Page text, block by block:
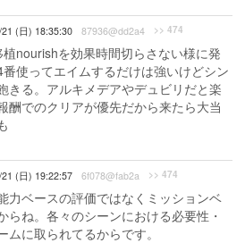
(日) 18:35:30 87936@dd2a4 >> 474
nourishを効果時間切らさない様に発
使ってエイムするだけは強いけどシン
きる。アルキメデアやデュビリだと楽
酬でのクリアが優先だから来たら大当
(日) 19:22:57 6f078@fab2a >> 474
力ベースの評価ではなくミッションベ
らね。各々のシーンにおける必要性・
ムに取られてるからです。